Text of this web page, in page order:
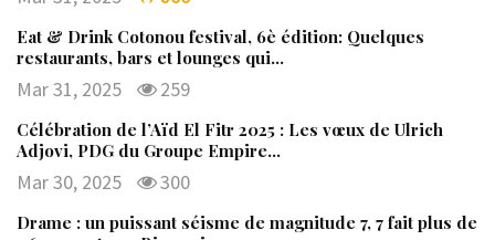
Eat & Drink Cotonou festival, 6è édition: Quelques
restaurants, bars et lounges qui…
Mar 31, 2025 259
Célébration de l’Aïd El Fitr 2025 : Les vœux de Ulrich
Adjovi, PDG du Groupe Empire…
Mar 30, 2025 300
Drame : un puissant séisme de magnitude 7, 7 fait plus de